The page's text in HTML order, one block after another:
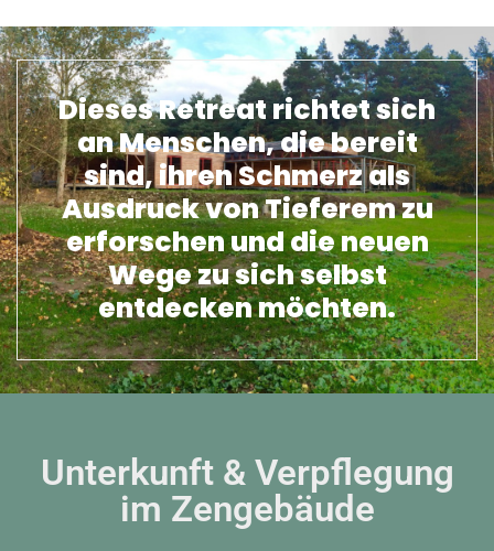
Dieses Retreat richtet sich
an Menschen, die bereit
sind, ihren Schmerz als
Ausdruck von Tieferem zu
erforschen und die neuen
Wege zu sich selbst
entdecken möchten.
Unterkunft & Verpflegung
im Zengebäude